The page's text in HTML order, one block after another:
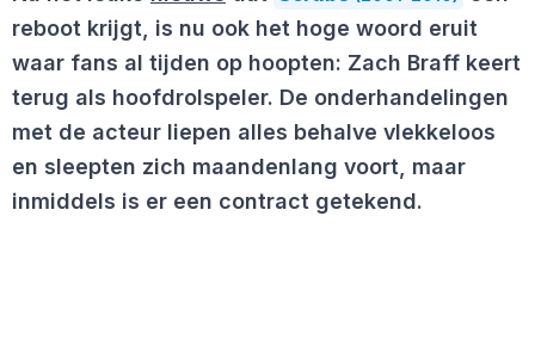
reboot krijgt, is nu ook het hoge woord eruit
waar fans al tijden op hoopten: Zach Braff keert
terug als hoofdrolspeler. De onderhandelingen
met de acteur liepen alles behalve vlekkeloos
en sleepten zich maandenlang voort, maar
inmiddels is er een contract getekend.